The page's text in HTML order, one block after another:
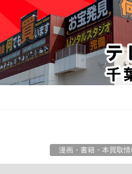
漫画・書籍・本買取情